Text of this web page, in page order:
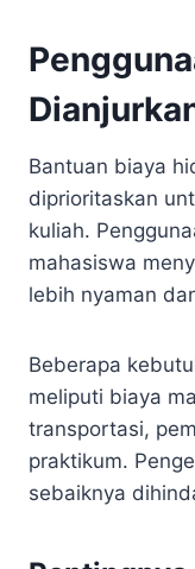
Bantuan biaya
diprioritaskan
kuliah.
mahasiswa
lebih nyaman
Beberapa
meliputi biaya
transportasi,
praktikum.
sebaiknya